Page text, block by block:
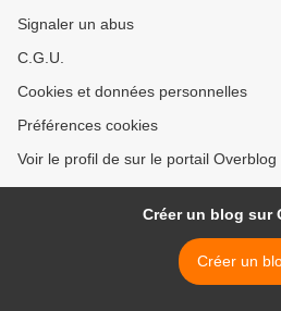
Signaler un abus
C.G.U.
Cookies et données personnelles
Préférences cookies
Voir le profil de sur le portail Overblog
Créer un blog sur
Créer un